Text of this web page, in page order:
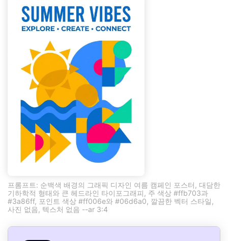
프롬프트: 순백색 배경의 그래픽 디자인 여름 캠페인 포스터, 대담한
기하학적 형태와 큰 헤드라인 타이포그래피, 주 색상 #ffb703과
#3a86ff, 포인트 색상 #ff006e와 #06d6a0, 깔끔한 벡터 스타일,
사진 없음, 텍스처 없음 --ar 3:4